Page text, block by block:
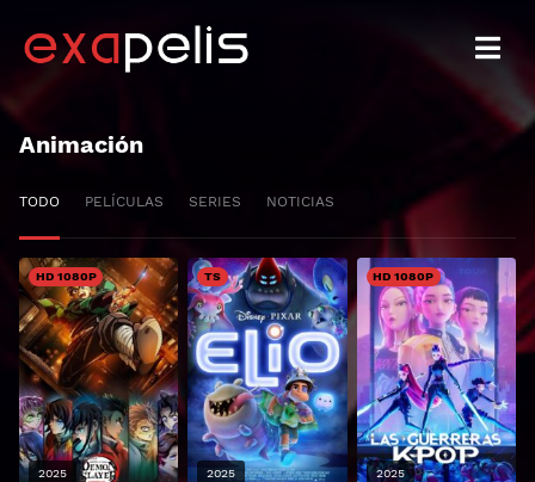
Animación
TODO PELÍCULAS SERIES NOTICIAS
HD 1080P
2025
TS
2025
HD 1080P
2025